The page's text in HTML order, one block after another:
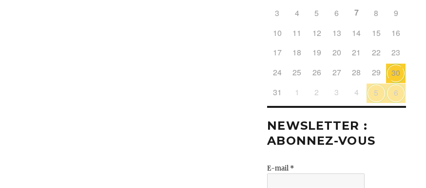
3
4 5 6 7 8
9
10
11 12 13 14 15
16
17
18 19 20 21 22
23
24
25 26 27 28 29
30
31
1 2 3 4 5 6
NEWSLETTER :
ABONNEZ-VOUS
E-mail *